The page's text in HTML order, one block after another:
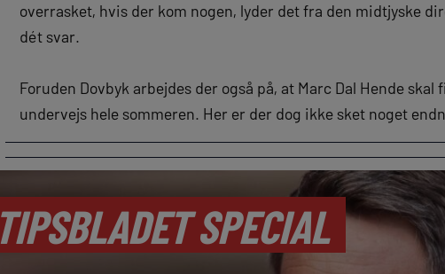
overrasket, hvis der kom nogen, lyder det fra den midtjyske
dét svar.
Foruden Dovbyk arbejdes der også på, at Marc Dal Hende
undervejs hele sommeren. Her er der dog ikke sket noget
TIPSBLADET SPECIAL